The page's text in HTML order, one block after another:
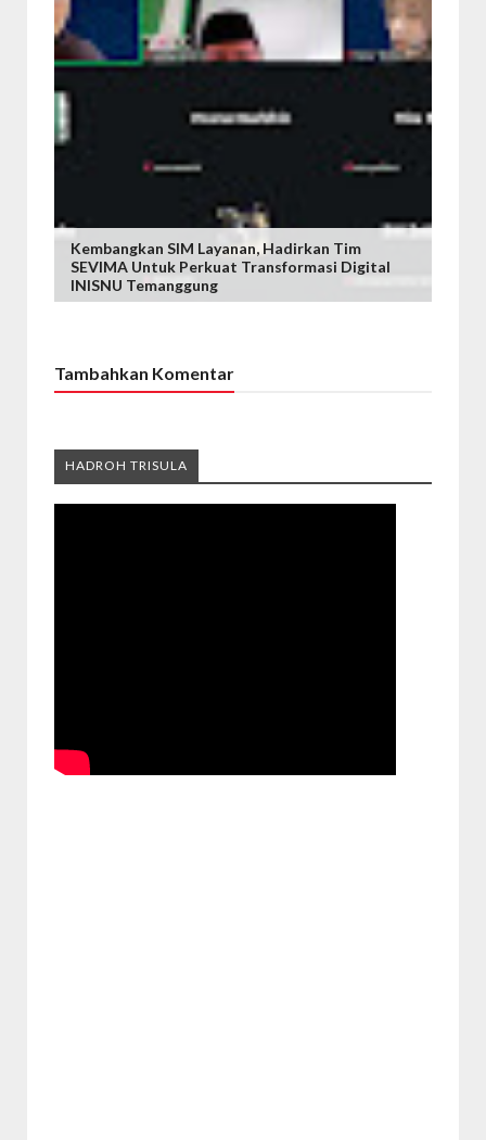
Kembangkan SIM Layanan, Hadirkan Tim
SEVIMA Untuk Perkuat Transformasi Digital
INISNU Temanggung
Tambahkan Komentar
HADROH TRISULA